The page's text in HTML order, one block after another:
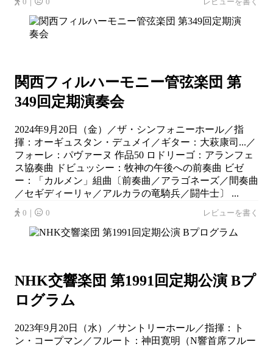
関西フィルハーモニー管弦楽団 第
349回定期演奏会
2024年9月20日（金）／ザ・シンフォニーホール／指
揮：オーギュスタン・デュメイ／ギター：大萩康司...／
フォーレ：パヴァーヌ 作品50 ロドリーゴ：アランフェ
ス協奏曲 ドビュッシー：牧神の午後への前奏曲 ビゼ
ー：「カルメン」組曲〔前奏曲／アラゴネーズ／間奏曲
／セギディーリャ／アルカラの竜騎兵／闘牛士〕 ...
0｜ 0 レビューを書く
NHK交響楽団 第1991回定期公演 Bプ
ログラム
2023年9月20日（水）／サントリーホール／指揮：ト
ン・コープマン／フルート：神田寛明（N響首席フルー